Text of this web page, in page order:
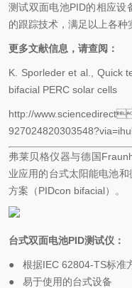
测试双面电池PID的相应设
的跟踪技术，满足以上各种
更多文献信息，请查阅：
K. Sporleder et al., Quick
bifacial PERC solar cells
http://
弗莱贝格仪器与德国
业应用的台式太阳能电池和
方案（PIDcon bifacial）。
台式双面电池PID测试仪：
● 根据IEC 62804-TS标准
● 易于使用的台式设备